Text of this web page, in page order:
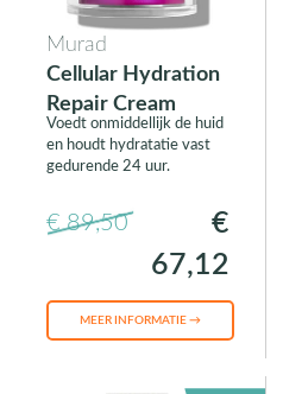
Murad
Cellular Hydration
Repair Cream
Voedt onmiddellijk de huid
en houdt hydratatie vast
gedurende 24 uur.
€ 89,50
€
67,12
MEER INFORMATIE →